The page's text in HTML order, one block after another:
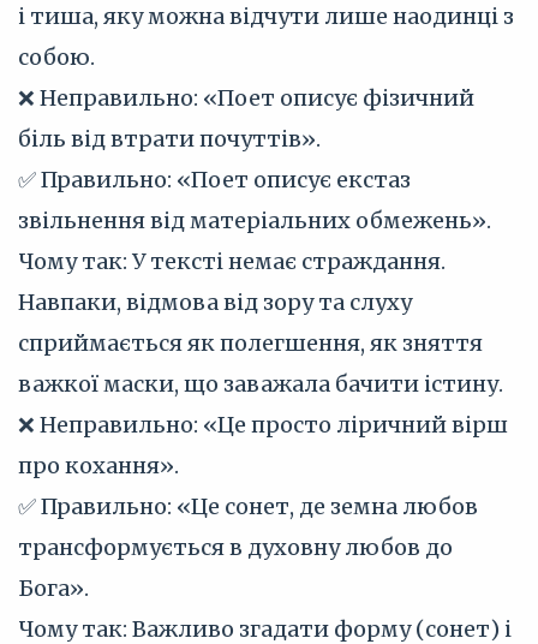
і тиша, яку можна відчути лише наодинці з
собою.
❌ Неправильно: «Поет описує фізичний
біль від втрати почуттів».
✅ Правильно: «Поет описує екстаз
звільнення від матеріальних обмежень».
Чому так: У тексті немає страждання.
Навпаки, відмова від зору та слуху
сприймається як полегшення, як зняття
важкої маски, що заважала бачити істину.
❌ Неправильно: «Це просто ліричний вірш
про кохання».
✅ Правильно: «Це сонет, де земна любов
трансформується в духовну любов до
Бога».
Чому так: Важливо згадати форму (сонет) і